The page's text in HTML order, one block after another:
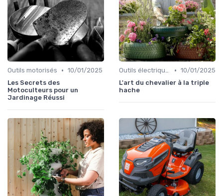
Outils motorisés • 10/01/2025
Les Secrets des
Motoculteurs pour un
Jardinage Réussi
Outils électriques • 10/01/2025
L'art du chevalier à la triple
hache